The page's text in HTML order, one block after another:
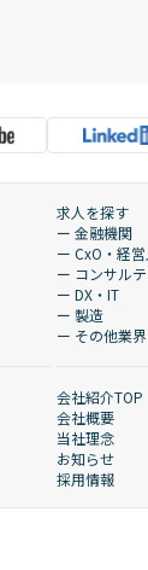
求人を探す
ー 金融機関
ー CxO・経
ー コンサル
ー DX・IT
ー 製造
ー その他業
会社紹介TOP
会社概要
当社理念
お知らせ
採用情報